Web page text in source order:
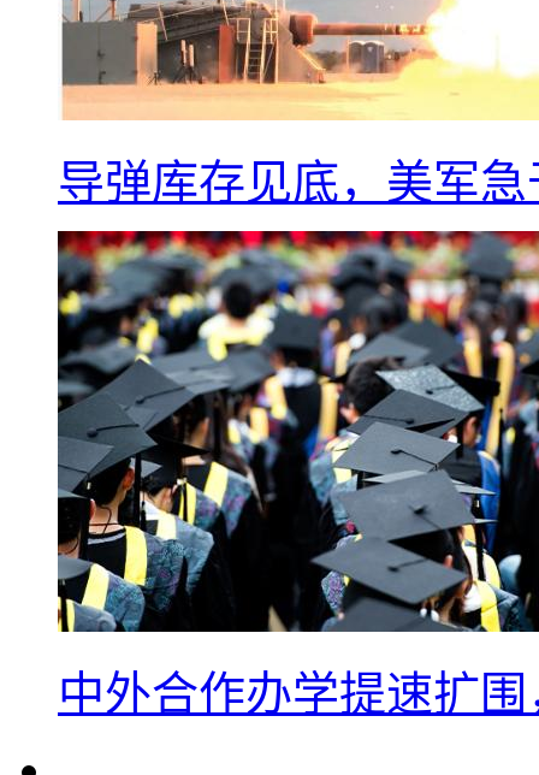
导弹库存见底，美军
中外合作办学提速扩